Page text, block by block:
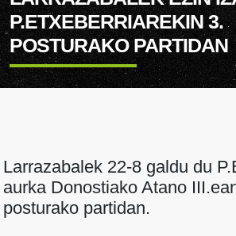
P.ETXEBERRIAREKIN 3.
POSTURAKO PARTIDAN
Larrazabalek 22-8 galdu du
aurka Donostiako Atano
posturako partidan.